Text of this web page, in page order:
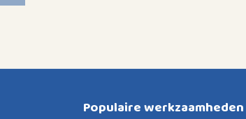
Populaire werkzaamheden